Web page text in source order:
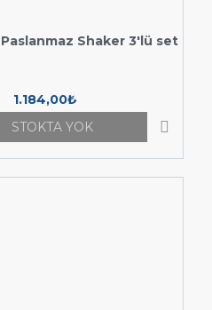
Paslanmaz Shaker 3'lü set
1.184,00₺
STOKTA YOK